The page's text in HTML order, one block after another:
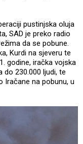
pustinjska oluja
SAD je preko radio
da se pobune.
Kurdi na sjeveru te
godine, iračka vojska
do 230.000 ljudi, te
Iračane na pobunu, u